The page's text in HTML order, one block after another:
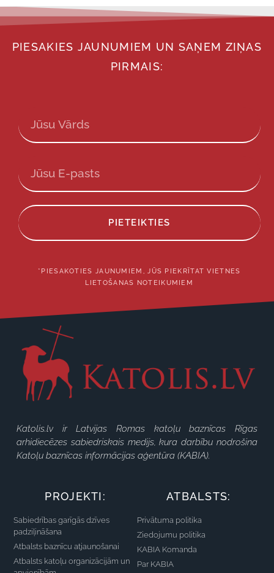
PIESAKIES JAUNUMIEM UN SAŅEM ZIŅAS
PIRMAIS:
PIETEIKTIES
*PIESAKOTIES JAUNUMIEM, JŪS PIEKRĪTAT VIETNES
LIETOŠANAS NOTEIKUMIEM
Katolis.lv ir Latvijas Romas katoļu baznīcas Rīgas
arhidiecēzes sabiedriskais medijs, kura darbību nodrošina
Katoļu baznīcas informācijas aģentūra (KABIA).
PROJEKTI:
Sabiedrības garīgās dzīves
padziļināšana
Atbalsts baznīcu atjaunošanai
Atbalsts katoļu organizācijām un
ATBALSTS:
Privātuma politika
Ziedojumu politika
KABIA Komanda
Par KABIA